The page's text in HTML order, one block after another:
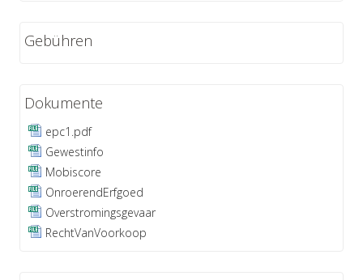
Gebühren
Dokumente
epc1.pdf
Gewestinfo
Mobiscore
OnroerendErfgoed
Overstromingsgevaar
RechtVanVoorkoop